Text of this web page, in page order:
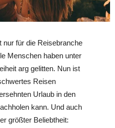
nur für die Reisebranche
Menschen haben unter
arg gelitten. Nun ist
Reisen
Urlaub in den
kann. Und auch
größter Beliebtheit: